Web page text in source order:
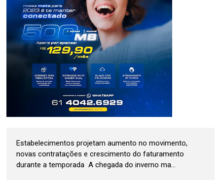
Estabelecimentos projetam aumento no movimento,
novas contratações e crescimento do faturamento
durante a temporada A chegada do inverno ma...